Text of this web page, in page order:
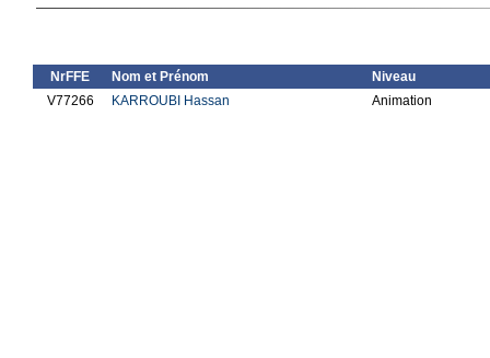
NrFFE Nom et Prénom
Niveau
V77266
KARROUBI Hassan Animation